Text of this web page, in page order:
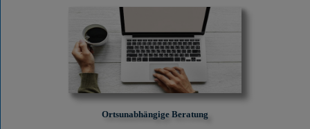
Ortsunabhängige Beratung